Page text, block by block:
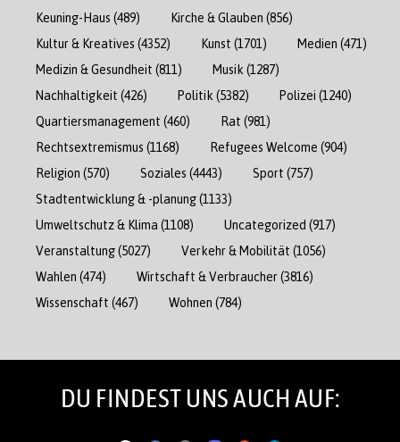
Keuning-Haus (489) Kirche & Glauben (856)
Kultur & Kreatives (4352) Kunst (1701) Medien (471)
Medizin & Gesundheit (811) Musik (1287)
Nachhaltigkeit (426) Politik (5382) Polizei (1240)
Quartiersmanagement (460) Rat (981)
Rechtsextremismus (1168) Refugees Welcome (904)
Religion (570) Soziales (4443) Sport (757)
Stadtentwicklung & -planung(1133)
Umweltschutz & Klima (1108) Uncategorized (917)
Veranstaltung(5027) Verkehr & Mobilität (1056)
Wahlen (474) Wirtschaft & Verbraucher(3816)
Wissenschaft (467) Wohnen (784)
DU FINDEST UNS AUCH AUF: